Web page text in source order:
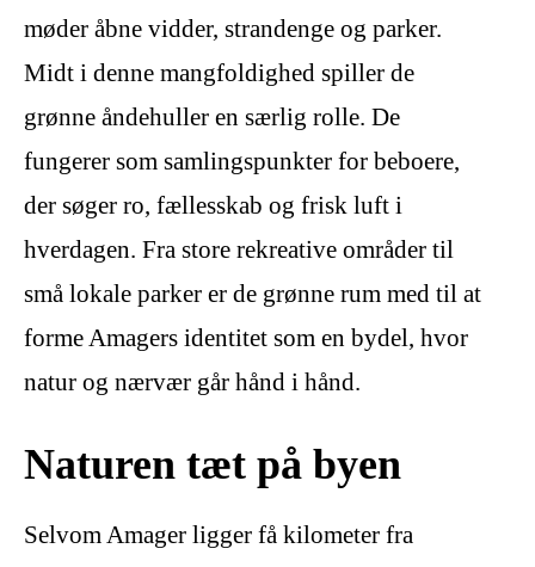
møder åbne vidder, strandenge og parker.
Midt i denne mangfoldighed spiller de
grønne åndehuller en særlig rolle. De
fungerer som samlingspunkter for beboere,
der søger ro, fællesskab og frisk luft i
hverdagen. Fra store rekreative områder til
små lokale parker er de grønne rum med til at
forme Amagers identitet som en bydel, hvor
natur og nærvær går hånd i hånd.
Naturen tæt på byen
Selvom Amager ligger få kilometer fra